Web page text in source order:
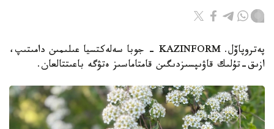
پەتروپاۆل. KAZINFORM - جوبا سەلەكتسيا عىلىمىن دامىتىپ،
ازىق-تۇلىك قاۋىپسىزدىگىن قامتاماسىز ەتۋگە باعىتتالعان.